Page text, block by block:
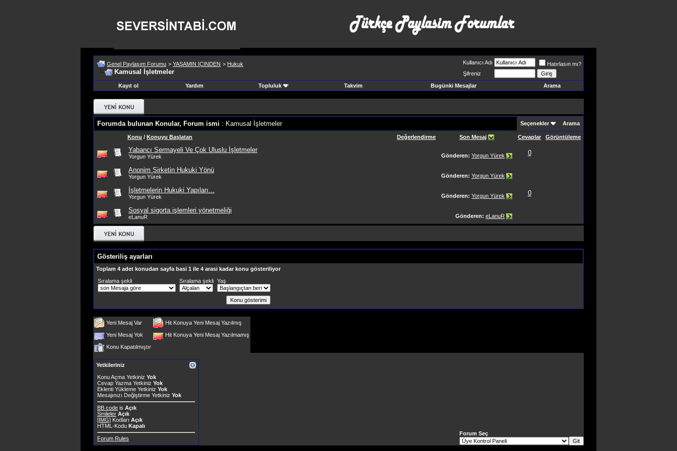
Genel Paylaşım Forumu > YAŞAMIN IÇINDEN > Hukuk
Kamusal İşletmeler
Kullanıcı Adı
Hatırlasın mı?
Şifreniz
Kayıt ol
Yardım Topluluk Takvim Bugünki Mesajlar Arama
Forumda bulunan Konular, Forum ismi : Kamusal İşletmeler Seçenekler Arama
Değerlendirme
Konu / Konuyu Başlatan Son Mesaj Cevaplar Görüntüleme
Yabancı Sermayeli Ve Çok Uluslu İşletmeler
Yorgun Yürek Gönderen: Yorgun Yürek 0
Anonim Şirketin Hukuki Yönü
Yorgun Yürek Gönderen: Yorgun Yürek
İşletmelerin Hukuki Yapıları...
Yorgun Yürek Gönderen: Yorgun Yürek 0
Sosyal sigorta işlemleri yönetmeliği
eLanuR Gönderen: eLanuR
Gösteriliş ayarları
Toplam 4 adet konudan sayfa basi 1 ile 4 arasi kadar konu gösteriliyor
Sıralama şekli
Sıralama şekli Yaş
Yeni Mesaj Var
Hit Konuya Yeni Mesaj Yazılmış
Yeni Mesaj Yok
Hit Konuya Yeni Mesaj Yazılmamış
Konu Kapatılmıştır
Yetkileriniz
Konu Açma Yetkiniz Yok
Cevap Yazma Yetkiniz Yok
Eklenti Yükleme Yetkiniz Yok
Mesajınızı Değiştirme Yetkiniz Yok
BB code is Açık
Smileler Açık
[IMG] Kodları Açık
HTML-Kodu Kapalı
Forum Rules
Forum Seç